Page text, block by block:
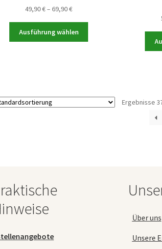
49,90€– 69,90€Preisspanne:
bis
69,90 €
Ausführung wählen
Optionen
Ergebnisse
Über uns
Unsere